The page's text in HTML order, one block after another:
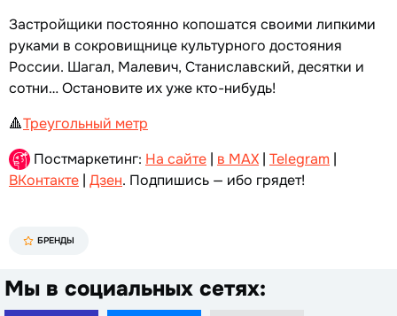
Застройщики постоянно копошатся своими липкими
руками в сокровищнице культурного достояния
России. Шагал, Малевич, Станиславский, десятки и
сотни… Остановите их уже кто-нибудь!
🔺Треугольный метр
Постмаркетинг: На сайте | в MAX | Telegram |
ВКонтакте | Дзен. Подпишись — ибо грядет!
БРЕНДЫ
Мы в социальных сетях: